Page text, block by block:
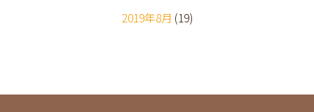
2019年8月 (19)